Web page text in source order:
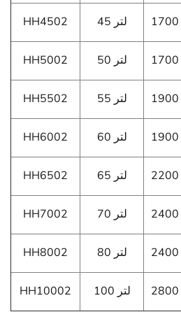
HH4502
45 لتر
HH5002
50 لتر
HH5502
55 لتر
HH6002
60 لتر
HH6502
65 لتر
HH7002
70 لتر
HH8002
80 لتر
HH10002
100 لتر